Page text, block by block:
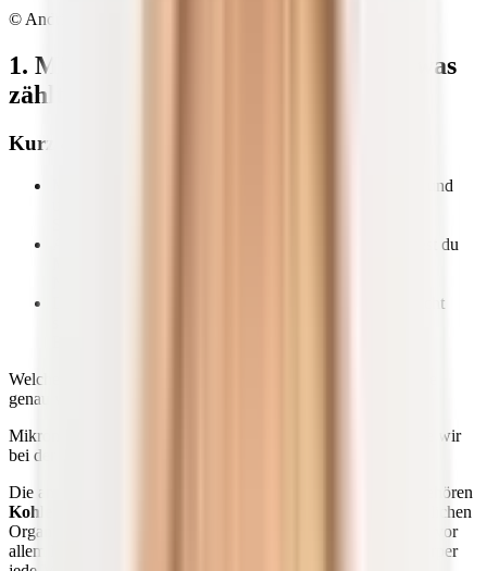
© Andrii Zastrozhnov | shutterstock.com
1. Mikronährstoffe: Was ist das und was
zählt dazu?
Kurz & Knapp
Mikronährstoffe sind lebensnotwendig für den Körper und
Als Vitamine, Mineralstoffe und Spurenelemente findest du
Dein Körper kann diese lebenswichtigen Vitalstoffe nicht
Welche biochemischen Substanzen sie enthalten und wie diese
genau wirken, liest du im
Mikronährstoffe gehören zu den
, die wir
bei der Aufnahme von Nahrung unterscheiden.
Die andere Gruppe bilden die
. Zu ihnen gehören
Kohlenhydrate, Eiweiße und Fette
. Sie liefern dem menschlichen
Organismus — ob Muskeln, Gehirn oder anderen Organen –, vor
allem Energie in Form von Kalorien. Immerhin muss dein Körper